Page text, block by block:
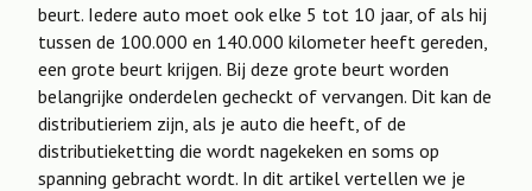
beurt. Iedere auto moet ook elke 5 tot 10 jaar, of als hij
tussen de 100.000 en 140.000 kilometer heeft gereden,
een grote beurt krijgen. Bij deze grote beurt worden
belangrijke onderdelen gecheckt of vervangen. Dit kan de
distributieriem zijn, als je auto die heeft, of de
distributieketting die wordt nagekeken en soms op
spanning gebracht wordt. In dit artikel vertellen we je